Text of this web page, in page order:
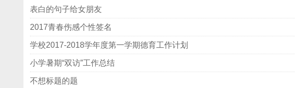
表白的句子给女朋友
2017青春伤感个性签名
学校2017-2018学年度第一学期德育工作计划
小学暑期“双访”工作总结
不想标题的题